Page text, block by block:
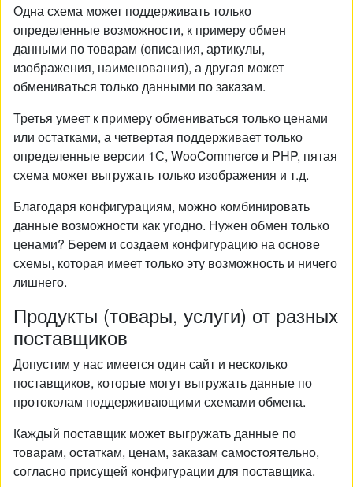
Одна схема может поддерживать только
определенные возможности, к примеру обмен
данными по товарам (описания, артикулы,
изображения, наименования), а другая может
обмениваться только данными по заказам.
Третья умеет к примеру обмениваться только ценами
или остатками, а четвертая поддерживает только
определенные версии 1С, WooCommerce и PHP, пятая
схема может выгружать только изображения и т.д.
Благодаря конфигурациям, можно комбинировать
данные возможности как угодно. Нужен обмен только
ценами? Берем и создаем конфигурацию на основе
схемы, которая имеет только эту возможность и ничего
лишнего.
Продукты (товары, услуги) от разных
поставщиков
Допустим у нас имеется один сайт и несколько
поставщиков, которые могут выгружать данные по
протоколам поддерживающими схемами обмена.
Каждый поставщик может выгружать данные по
товарам, остаткам, ценам, заказам самостоятельно,
согласно присущей конфигурации для поставщика.